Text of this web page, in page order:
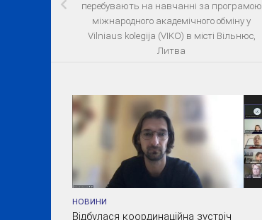
перебувають на навчанні за програмою
міжнародного академічного обміну у
Vilniaus kolegija (VIKO) в місті Вільнюс,
Литва
НОВИНИ
Відбулася координаційна зустріч